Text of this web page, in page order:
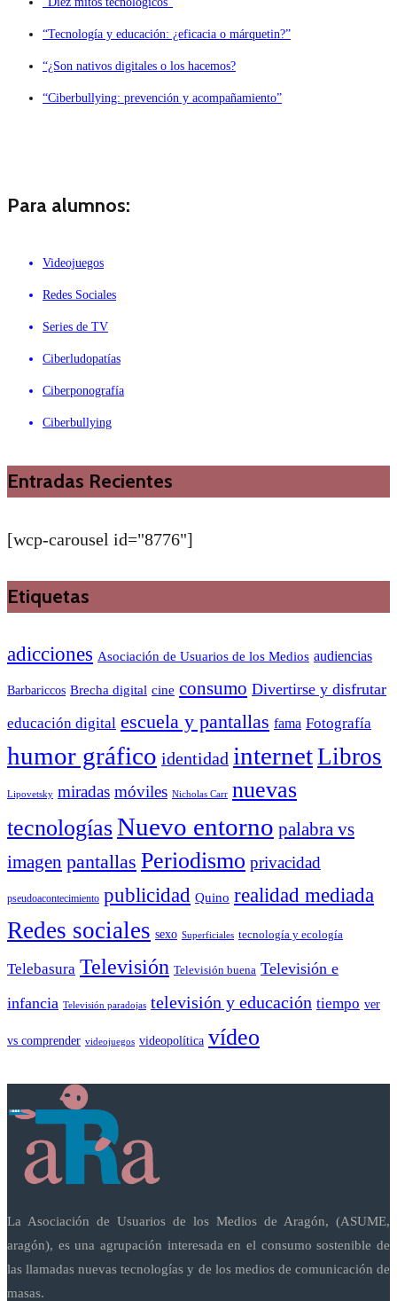
“Tecnología y educación: ¿eficacia o márquetin?”
“¿Son nativos digitales o los hacemos?
“Ciberbullying: prevención y acompañamiento”
Para alumnos:
Videojuegos
Redes Sociales
Series de TV
Ciberludopatías
Ciberponografía
Ciberbullying
Entradas Recientes
[wcp-carousel id="8776"]
Etiquetas
adicciones Asociación de Usuarios de los Medios audiencias
Barbariccos Brecha digital cine consumo Divertirse y disfrutar
educación digital escuela y pantallas fama Fotografía
humor gráfico identidad internetLibros
Lipovetsky miradas móviles Nicholas Carr nuevas
tecnologíasNuevo entorno palabra vs
imagen pantallas Periodismo privacidad
pseudoacontecimiento publicidad Quino realidad mediada
Redes sociales sexo Superficiales tecnología y ecología
Telebasura Televisión Televisión buena Televisión e
infancia Televisión paradojas televisión y educación tiempo ver
vs comprender videojuegos videopolítica vídeo
La Asociación de Usuarios de los Medios de Aragón, (ASUME,
aragón), es una agrupación interesada en el consumo sostenible de
las llamadas nuevas tecnologías y de los medios de comunicación de
masas.